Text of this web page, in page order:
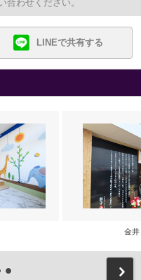
合わせください。
LINEで共有する
金